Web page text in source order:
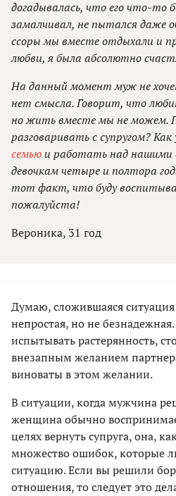
догадывалась, что его что-то
замалчивал, не пытался даже
ссоры мы вместе отдыхали и
любви, я была абсолютно
На данный момент муж не
нет смысла. Говорит, что
но жить вместе мы не можем.
разговаривать с супругом? Как
семьюи работать над
девочкам четыре и полтора
тот факт, что буду
пожалуйста!
Вероника, 31 год
Думаю, сложившаяся ситуация
непростая, но не безнадежная.
испытывать растерянность,
внезапным желанием
виноваты в этом желании.
В ситуации, когда мужчина
женщина обычно
целях вернуть супруга, она,
множество ошибок, которые
ситуацию. Если вы решили
отношения, то следует это